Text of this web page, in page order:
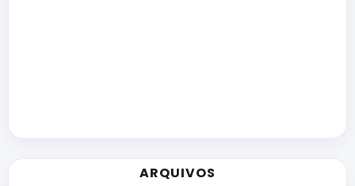
ARQUIVOS